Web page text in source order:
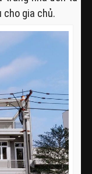
cho gia chủ.